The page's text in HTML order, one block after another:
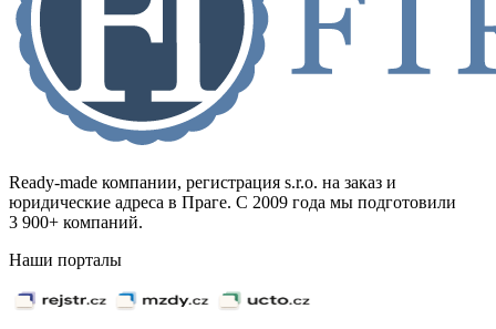
Ready-made компании, регистрация s.r.o. на заказ и
юридические адреса в Праге. С 2009 года мы подготовили
3 900+ компаний.
Наши порталы